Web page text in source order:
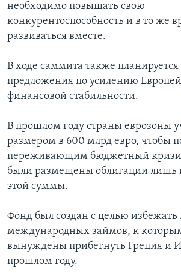
необходимо повышать свою
конкурентоспособность и в то же
развиваться вместе.
В ходе саммита также планируется
предложения по усилению
финансовой стабильности.
В прошлом году страны еврозоны
размером в 600 млрд евро, чтобы
переживающим бюджетный
были размещены облигации лишь
этой суммы.
Фонд был создан с целью избежать
международных займов, к
вынуждены прибегнуть Греция и
прошлом году.